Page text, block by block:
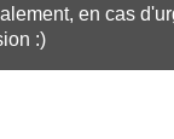
en cas
:)